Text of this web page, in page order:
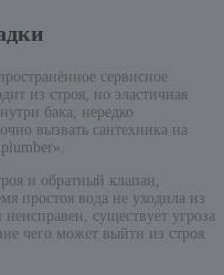
сервисное
из строя, но эластичная
бака, нередко
вызвать сантехника на
и обратный клапан,
простоя вода не уходила из
существует угроза
чего может выйти из строя